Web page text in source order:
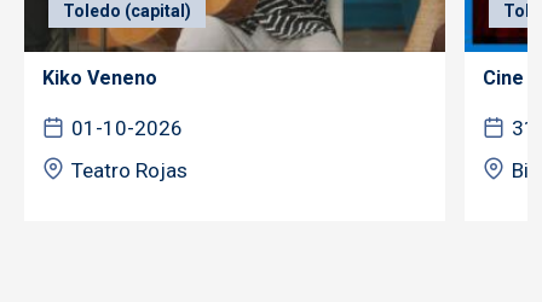
Toledo (capital)
Kiko Veneno
01-10-2026
Teatro Rojas
Cine